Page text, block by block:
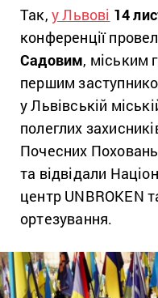
Так, у Львові 14
конференції
Садовим, міським
першим
у Львівській
полеглих
Почесних
та відвідали
центр UNBROKEN
ортезування.